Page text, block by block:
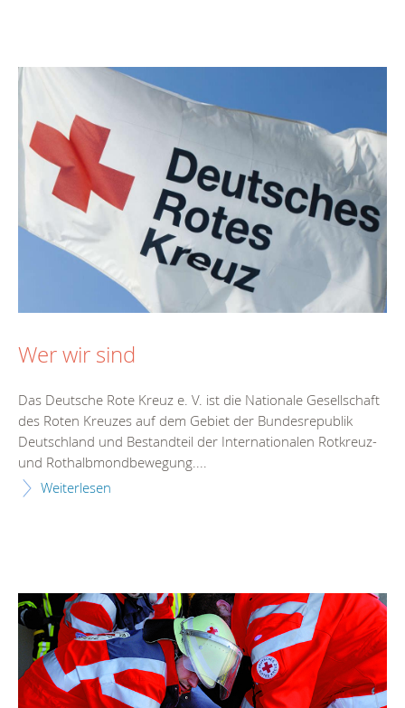
Wer wir sind
Das Deutsche Rote Kreuz e. V. ist die Nationale Gesellschaft
des Roten Kreuzes auf dem Gebiet der Bundesrepublik
Deutschland und Bestandteil der Internationalen Rotkreuz-
und Rothalbmondbewegung....
Weiterlesen